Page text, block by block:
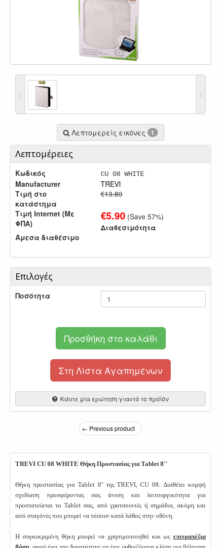
Λεπτομερείς εικόνες 1
Λεπτομέρειες
Κωδικός CU 08 WHITE
Manufacturer
TREVI
Τιμή στο
κατάστημα
€13.80
Τιμή Internet (Με
ΦΠΑ)
€5.90 (Save57%)
Διαθεσιμότητα
Άμεσα διαθέσιμο
Επιλογές
Ποσότητα
Προσθήκη στο καλάθι
Στη Λίστα Αγαπημένων
Κάντε μία ερώτηση γιαυτό το προϊόν
← Previous product
TREVI CU 08 WHITE Θήκη Προστασίας για Tablet 8''
Θήκη προστασίας για Tablet 8'' της TREVI, CU 08. Διαθέτει κομψή
σχεδίαση προσφέροντας σας άνεση και λειτουργικότητα για
προστατεύεται το Tablet σας, από γρατσουνιές ή σημάδια, ακόμη και
από σταγόνες που μπορεί να πέσουν κατά λάθος στην οθόνη.
Η συγκεκριμένη θήκη μπορεί να χρησιμοποιηθεί και ως επιτραπέζια